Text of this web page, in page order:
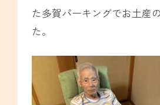
た多賀パーキングでお土産
た。